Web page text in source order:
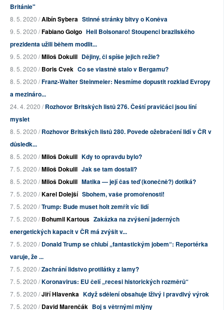
Británie"
8. 5. 2020 /Albín Sybera Stinné stránky bitvy o Koněva
9. 5. 2020 /Fabiano Golgo Heil Bolsonaro! Stoupenci brazilského
prezidenta užili během modlit...
9. 5. 2020 /Miloš Dokulil Dějiny, či spíše jejich režie?
8. 5. 2020 /Boris Cvek Co se vlastně stalo v Bergamu?
8. 5. 2020 /Franz-Walter Steinmeier: Nesmíme dopustit rozklad Evropy
a mezináro...
24. 4. 2020 /Rozhovor Britských listů 276. Čeští pravičáci jsou líní
myslet
8. 5. 2020 /Rozhovor Britských listů 280. Povede ožebračení lidí v ČR v
důsledk...
8. 5. 2020 /Miloš Dokulil Kdy to opravdu bylo?
7. 5. 2020 /Miloš Dokulil Jak se tam dostali?
8. 5. 2020 /Miloš Dokulil Matika — její čas teď (konečně?) dotiká?
7. 5. 2020 /Karel Dolejší Sbohem, vaše promořenosti!
7. 5. 2020 /Trump: Bude muset holt zemřít víc lidí
7. 5. 2020 /Bohumil Kartous Zakázka na zvýšení jaderných
energetických kapacit v ČR má zvýšit v...
7. 5. 2020 /Donald Trump se chlubí „fantastickým jobem“: Reportérka
varuje, že ...
7. 5. 2020 /Zachrání lidstvo protilátky z lamy?
7. 5. 2020 /Koronavirus: EU čelí „recesi historických rozměrů“
7. 5. 2020 /Jiří Hlavenka Když sdělení obsahuje lživý i pravdivý výrok
7. 5. 2020 /David Marenčák Boj s větrnými mlýny